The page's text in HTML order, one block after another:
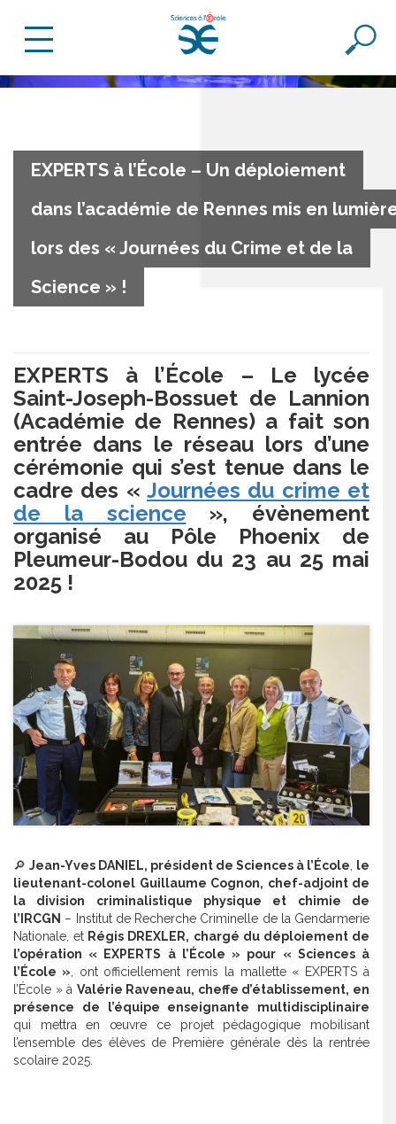
EXPERTS à l’École – Un déploiement
dans l’académie de Rennes mis en
lors des « Journées du Crime et de la
Science » !
EXPERTS à l’École – Le lycée
Saint-Joseph-Bossuet de Lannion
(Académie de Rennes) a fait son
entrée dans le réseau lors d’une
cérémonie qui s’est tenue dans le
cadre des « Journées du crime et
de la science », évènement
organisé au Pôle Phoenix de
Pleumeur-Bodou du 23 au 25 mai
2025 !
🔎 Jean-Yves DANIEL, président de Sciences à l’École, le
lieutenant-colonel Guillaume Cognon, chef-adjoint de
la division criminalistique physique et chimie de
l’IRCGN – Institut de Recherche Criminelle de la Gendarmerie
Nationale, et Régis DREXLER, chargé du déploiement de
l’opération « EXPERTS à l’École » pour « Sciences à
l’École », ont officiellement remis la mallette « EXPERTS à
l’École » à Valérie Raveneau, cheffe d’établissement, en
présence de l’équipe enseignante multidisciplinaire
qui mettra en œuvre ce projet pédagogique mobilisant
l’ensemble des élèves de Première générale dès la rentrée
scolaire 2025.